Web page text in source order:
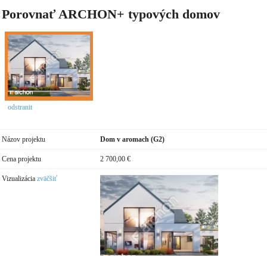
Porovnať ARCHON+ typových domov
odstranit
Názov projektu Dom v aromach (G2)
Cena projektu 2 700,00 €
Vizualizácia zväčšiť